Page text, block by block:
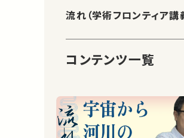
流れ（学術フロンティア講
コンテンツ一覧